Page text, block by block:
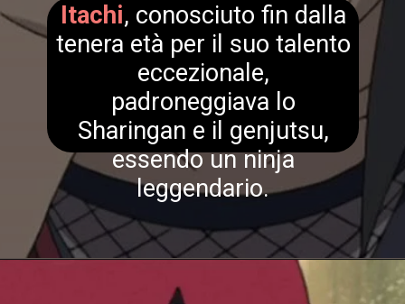
Itachi, conosciuto fin dalla
tenera età per il suo talento
eccezionale,
padroneggiava lo
Sharingan e il genjutsu,
essendo un ninja
leggendario.